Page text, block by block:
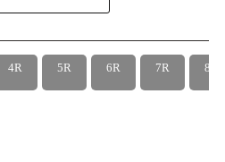
4R 5R 6R 7R 8R